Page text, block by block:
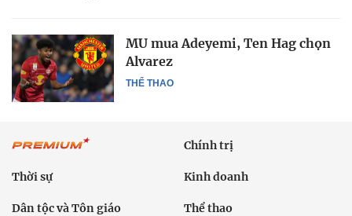
THỂ THAO
MU mua Adeyemi, Ten Hag chọn
Alvarez
Chính trị
Thời sự Kinh doanh
Dân tộc và Tôn giáo Thể thao